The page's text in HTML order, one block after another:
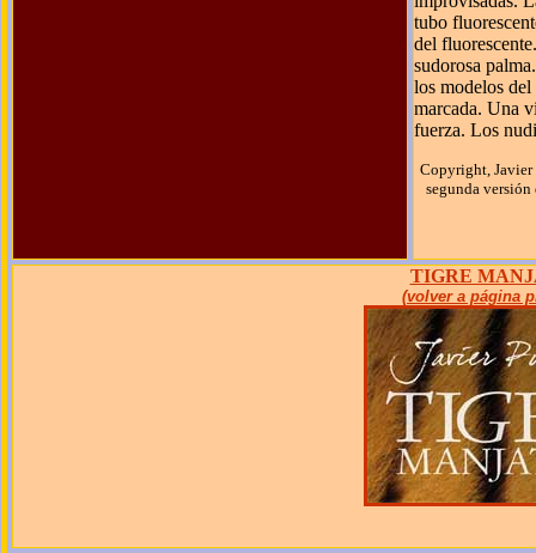
tubo
del
sudorosa
los modelos
marcada. Una
fuerza. Los
Copyright, Javier
segunda
TIGRE
(volver a página